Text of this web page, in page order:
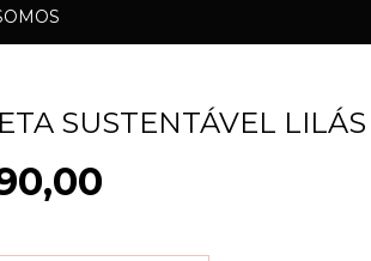
SUSTENTÁVEL LILÁS